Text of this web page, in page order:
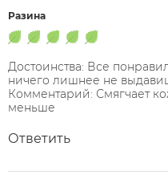
Разина
Достоинства: Все
ничего лишнее не
Комментарий: Смягчает
меньше
Ответить